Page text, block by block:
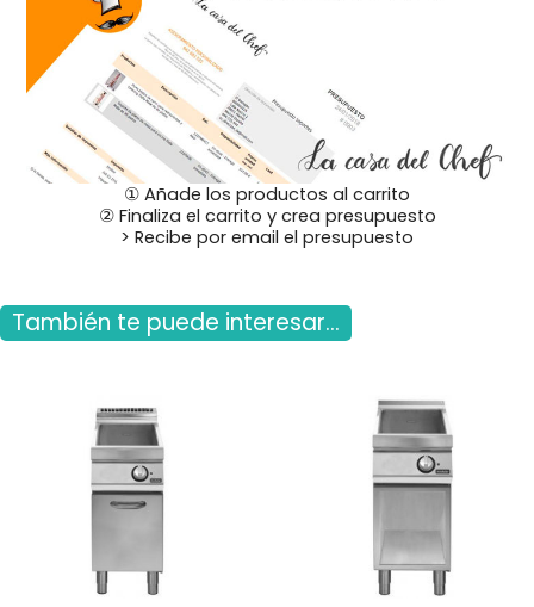
① Añade los productos al carrito
② Finaliza el carrito y crea presupuesto
> Recibe por email el presupuesto
También te puede interesar...